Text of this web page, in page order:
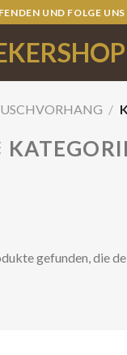
UND FOLGE
/
gefunden, die